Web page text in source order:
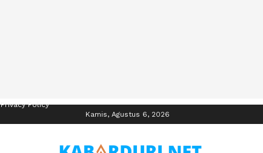
Privacy Policy
Kamis, Agustus 6, 2026